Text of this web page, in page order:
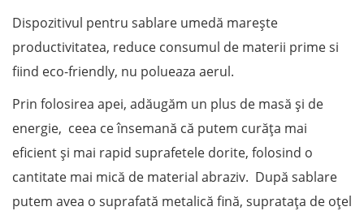
Dispozitivul pentru sablare umedă marește
productivitatea, reduce consumul de materii prime si
fiind eco-friendly, nu polueaza aerul.
Prin folosirea apei, adăugăm un plus de masă și de
energie, ceea ce însemană că putem curăța mai
eficient și mai rapid suprafetele dorite, folosind o
cantitate mai mică de material abraziv. După sablare
putem avea o suprafată metalică fină, supratața de oțel